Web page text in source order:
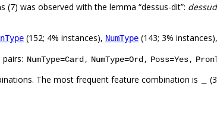
(7) was observed with the lemma “dessus-dit”:
(152; 4% instances), NumType (143; 3% instances),
NumType=Card , NumType=Ord , Poss=Yes,
The most frequent feature combination is